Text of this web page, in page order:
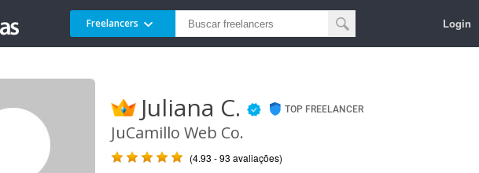
Freelancers Login
Juliana C. TOP FREELANCER
JuCamillo Web Co.
(4.93 - 93 avaliações)